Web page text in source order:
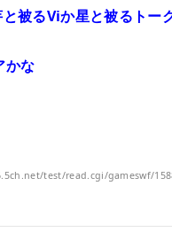
被るViか星と被るトー
かな
test/read.cgi/gameswf/